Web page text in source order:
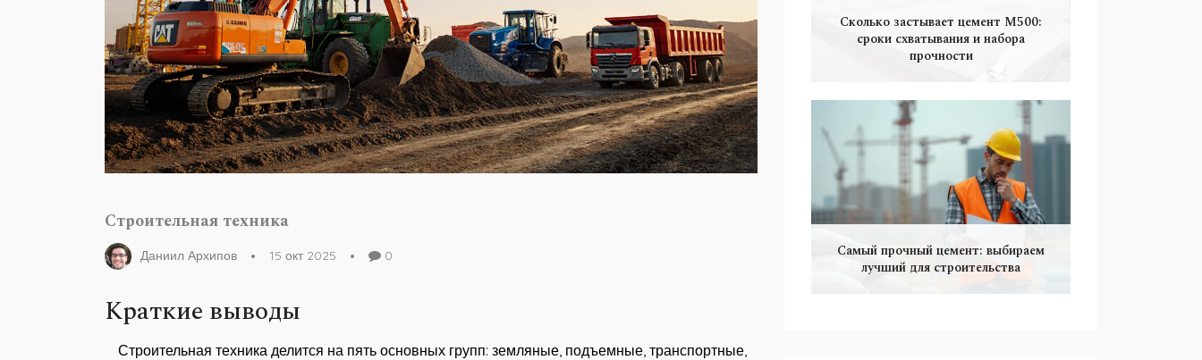
Строительная техника
Даниил Архипов 15 окт 2025 0
Краткие выводы
Строительная техника делится на пять основных групп: земляные, подъемные, транспортные,
Сколько застывает цемент М500:
сроки схватывания и набора
прочности
Самый прочный цемент: выбираем
лучший для строительства